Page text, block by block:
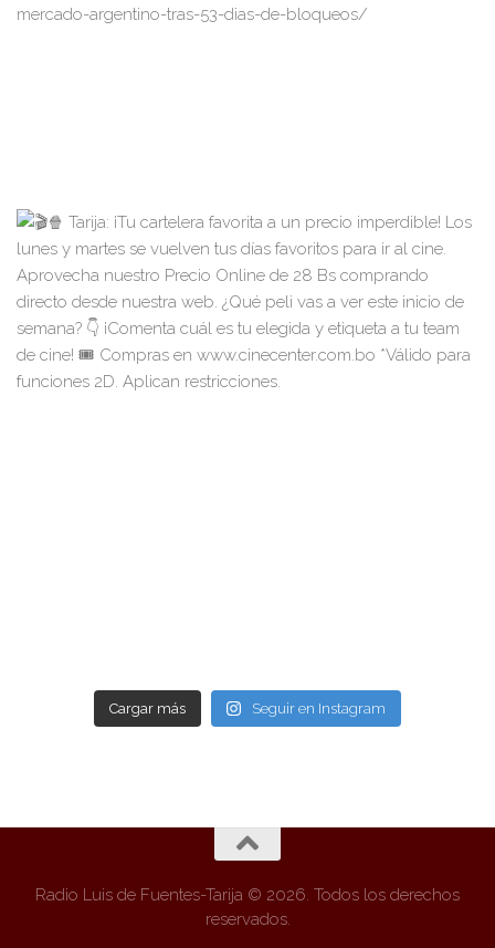
Cargar más Seguir en Instagram
Radio Luis de Fuentes-Tarija © 2026. Todos los derechos
reservados.